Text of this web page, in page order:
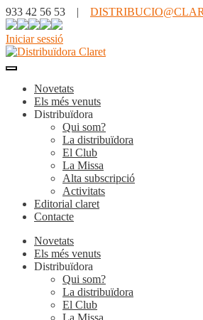
933 42 56 53 |
Iniciar sessió
Novetats
Els més venuts
Distribuïdora
Qui som?
La distribuïdora
El Club
La Missa
Alta subscripció
Activitats
Editorial claret
Contacte
Novetats
Els més venuts
Distribuïdora
Qui som?
La distribuïdora
El Club
La Missa